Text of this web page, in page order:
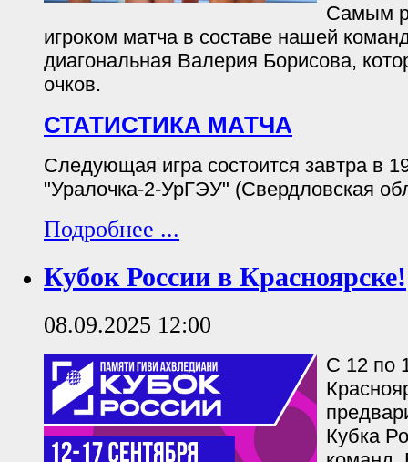
Самым
игроком матча в составе нашей
диагональная Валерия Борисова,
очков.
СТАТИСТИКА МАТЧА
Следующая игра состоится завтра в
"Уралочка-2-УрГЭУ" (Свердловская
Подробнее ...
Кубок России в Красноярске!
08.09.2025 12:00
С 12 по
Кубка